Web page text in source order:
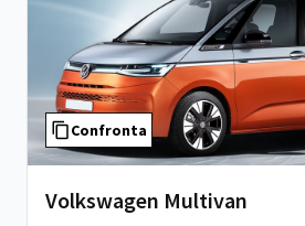
Confronta
Volkswagen Multivan